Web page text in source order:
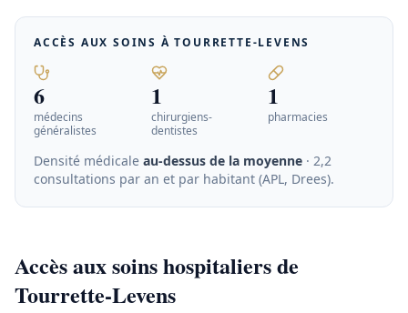
ACCÈS AUX SOINS ÀTOURRETTE-LEVENS
6
médecins
généralistes
1
chirurgiens-
dentistes
1
pharmacies
Densité médicale au-dessus de la moyenne · 2,2
consultations par an et par habitant (APL, Drees).
Accès aux soins hospitaliers de
Tourrette-Levens